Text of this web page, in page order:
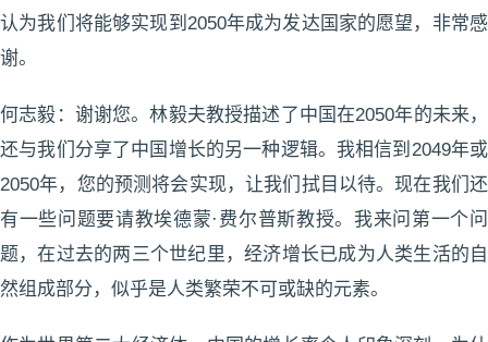
认为我们将能够实现到2050年成为发达国家的愿望，非常感
谢。
何志毅：谢谢您。林毅夫教授描述了中国在2050年的未来，
还与我们分享了中国增长的另一种逻辑。我相信到2049年或
2050年，您的预测将会实现，让我们拭目以待。现在我们还
有一些问题要请教埃德蒙·费尔普斯教授。我来问第一个问
题，在过去的两三个世纪里，经济增长已成为人类生活的自
然组成部分，似乎是人类繁荣不可或缺的元素。